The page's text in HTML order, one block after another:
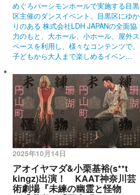
めぐろパーシモンホールで実施する目黒
区主催のダンスイベント。目黒区にゆか
りのある 株式会社LDH JAPANの全面協
力のもと、大ホール、小ホール、屋外ス
ペースを利用し、様々なコンテンツで、
子どもから大人まで楽しめるイベン…
2025年10月14日
アオイヤマダ&小栗基裕(s**t
kingz)出演！ KAAT神奈川芸
術劇場『未練の幽霊と怪物